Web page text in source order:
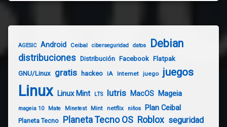
AGESIC Android Ceibal ciberseguridad datos Debian
distribuciones Distribución Facebook Flatpak
GNU/Linux gratis hackeo IA Internet juego juegos
Linux Linux Mint LTS lutris MacOS Mageia
mageia 10 Mate Minetest Mint netflix niños Plan Ceibal
Planeta Tecno Planeta Tecno OS Roblox seguridad